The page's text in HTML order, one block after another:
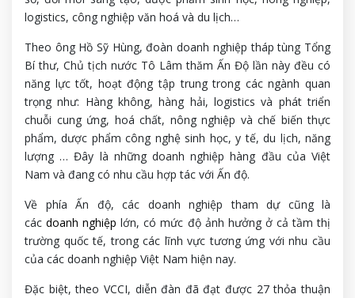
logistics, công nghiệp văn hoá và du lịch…
Theo ông Hồ Sỹ Hùng, đoàn doanh nghiệp tháp tùng Tổng
Bí thư, Chủ tịch nước Tô Lâm thăm Ấn Độ lần này đều có
năng lực tốt, hoạt động tập trung trong các ngành quan
trọng như: Hàng không, hàng hải, logistics và phát triển
chuỗi cung ứng, hoá chất, nông nghiệp và chế biến thực
phẩm, dược phẩm công nghệ sinh học, y tế, du lịch, năng
lượng … Đây là những doanh nghiệp hàng đầu của Việt
Nam và đang có nhu cầu hợp tác với Ấn độ.
Về phía Ấn độ, các doanh nghiệp tham dự cũng là
cácdoanh nghiệp lớn, có mức độ ảnh hưởng ở cả tầm thị
trường quốc tế, trong các lĩnh vực tương ứng với nhu cầu
của các doanh nghiệp Việt Nam hiện nay.
Đặc biệt, theo VCCI, diễn đàn đã đạt được 27 thỏa thuận